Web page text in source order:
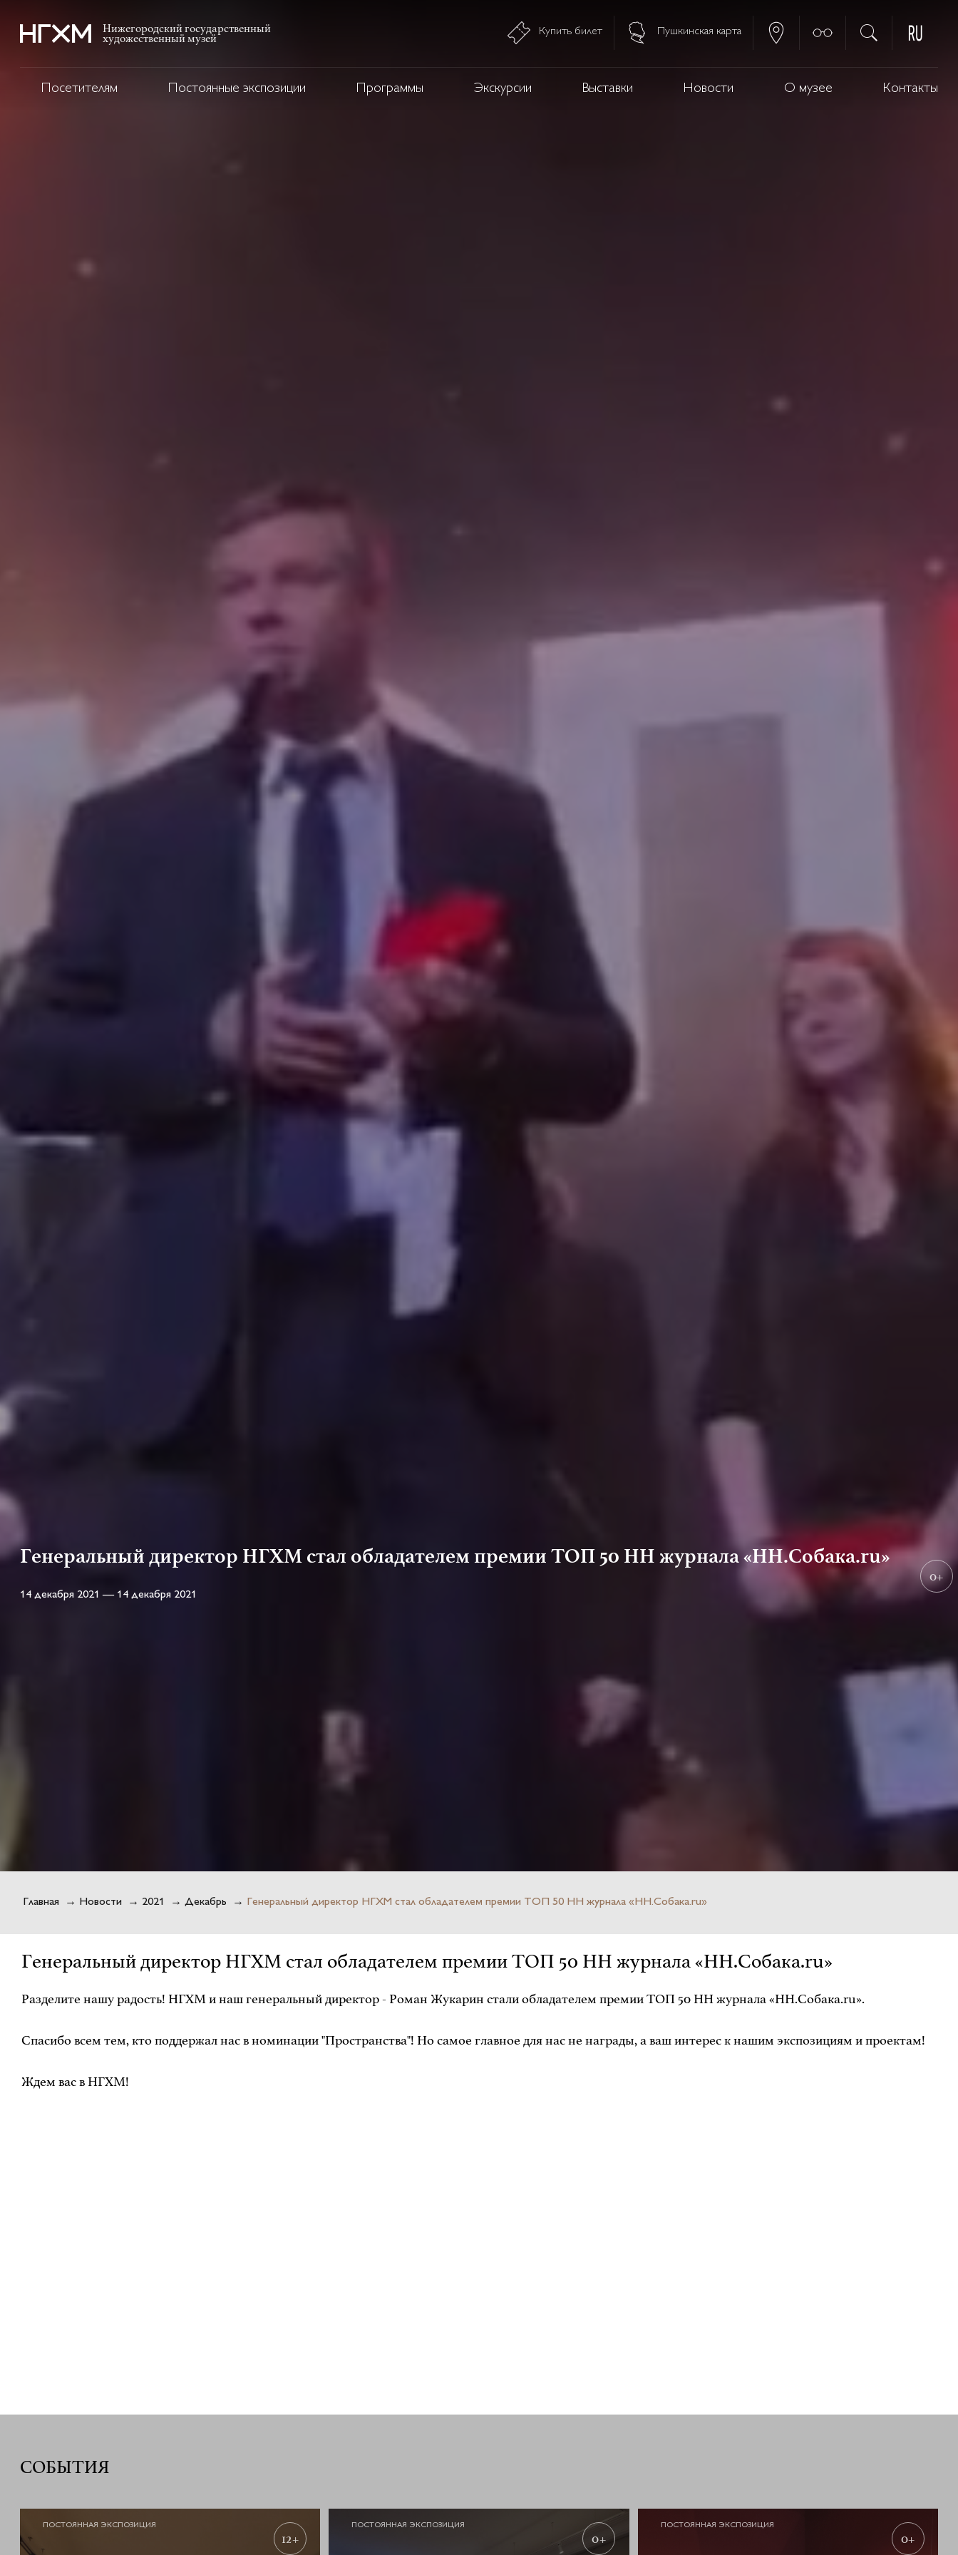
Генеральный директор НГХМ стал обладателем премии ТОП 50 НН журнала «НН.Собака.ru»
14 декабря 2021 — 14 декабря 2021
0+
Нижегородский государственный
художественный музей
Купить билет Пушкинская карта
Посетителям Постоянные экспозиции Программы Экскурсии Выставки Новости О музее Контакты
Главная → Новости → 2021 → Декабрь → Генеральный директор НГХМ стал обладателем премии ТОП 50 НН журнала «НН.Собака.ru»
Генеральный директор НГХМ стал обладателем премии ТОП 50 НН журнала «НН.Собака.ru»
Разделите нашу радость! НГХМ и наш генеральный директор - Роман Жукарин стали обладателем премии ТОП 50 НН журнала «НН.Собака.ru».
Спасибо всем тем, кто поддержал нас в номинации "Пространства"! Но самое главное для нас не награды, а ваш интерес к нашим экспозициям и проектам!
Ждем вас в НГХМ!
СОБЫТИЯ
ПОСТОЯННАЯ ЭКСПОЗИЦИЯ
12+
ПОСТОЯННАЯ ЭКСПОЗИЦИЯ
0+
ПОСТОЯННАЯ ЭКСПОЗИЦИЯ
0+